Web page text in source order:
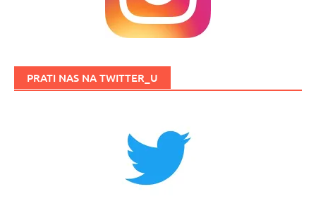
PRATI NAS NA TWITTER_U